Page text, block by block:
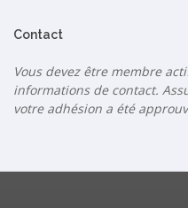
Contact
Vous devez être membre
informations de contact.
votre adhésion a été